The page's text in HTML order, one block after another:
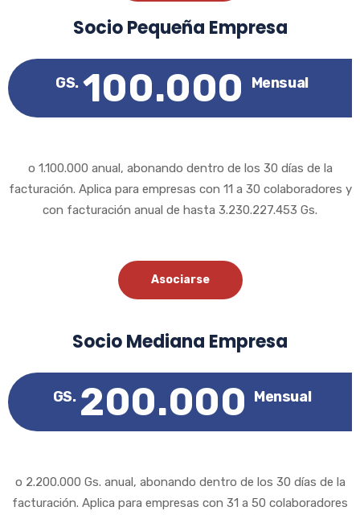
Socio Pequeña Empresa
GS. 100.000 Mensual
o 1.100.000 anual, abonando dentro de los 30 días de la
facturación. Aplica para empresas con 11 a 30 colaboradores y
con facturación anual de hasta 3.230.227.453 Gs.
Asociarse
Socio Mediana Empresa
GS. 200.000 Mensual
o 2.200.000 Gs. anual, abonando dentro de los 30 días de la
facturación. Aplica para empresas con 31 a 50 colaboradores